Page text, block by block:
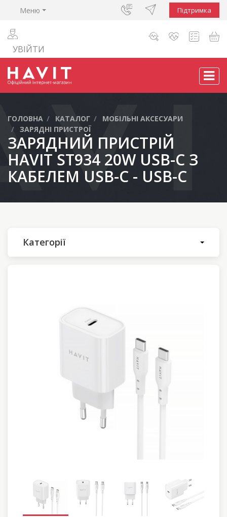
Меню Підтримка
УВІЙТИ
ГОЛОВНА КАТАЛОГ
МОБІЛЬНІ АКСЕСУАРИ
ЗАРЯДНІ ПРИСТРОЇ
ЗАРЯДНИЙ ПРИСТРІЙ
HAVIT ST934 20W USB-C З
КАБЕЛЕМ USB-C - USB-C
Категорії